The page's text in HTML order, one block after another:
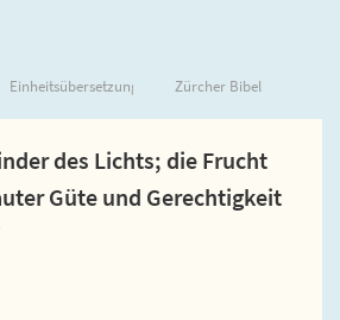
Einheitsübersetzung Zürcher Bibel
des Lichts; die Frucht
Güte und Gerechtigkeit